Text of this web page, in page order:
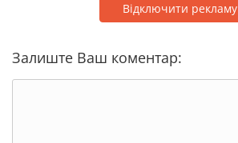
Відключити рекламу
Залиште Ваш коментар: